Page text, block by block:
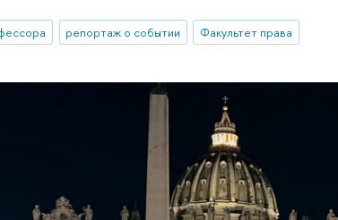
репортаж о событии Факультет права